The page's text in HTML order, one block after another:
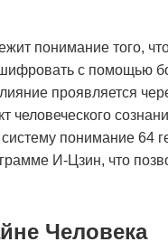
понимание того,
с помощью
проявляется
человеческого
понимание 64
И-Цзин, что
Человека